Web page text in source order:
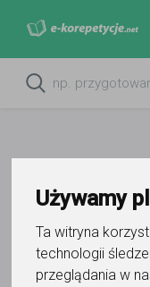
Używamy
Ta witryna
technologii
przeglądania w
Oznacz